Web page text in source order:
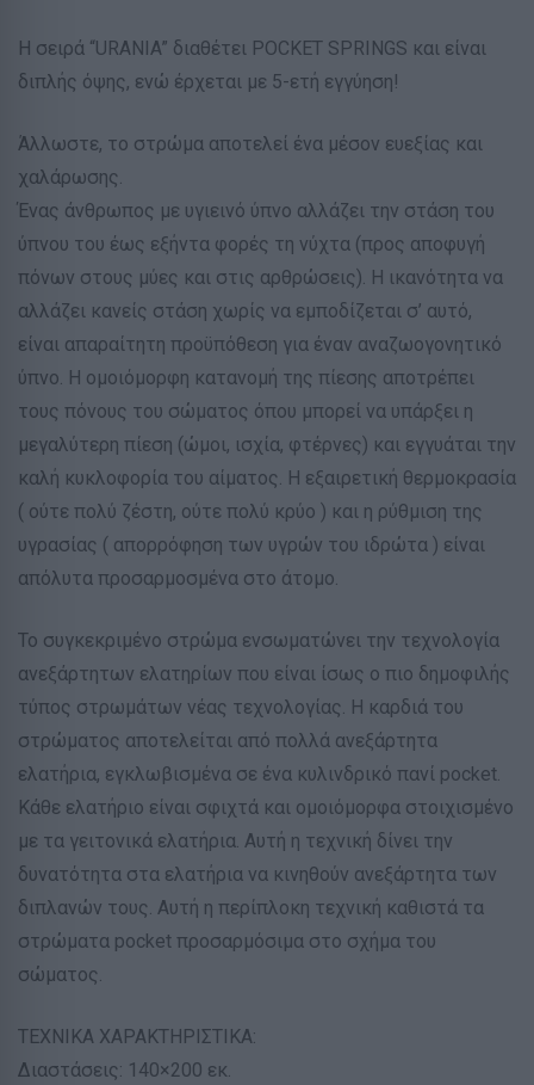
Η σειρά “URANIA” διαθέτει POCKET SPRINGS και είναι
διπλής όψης, ενώ έρχεται με 5-ετή εγγύηση!
Άλλωστε, το στρώμα αποτελεί ένα μέσον ευεξίας και
χαλάρωσης.
Ένας άνθρωπος με υγιεινό ύπνο αλλάζει την στάση του
ύπνου του έως εξήντα φορές τη νύχτα (προς αποφυγή
πόνων στους μύες και στις αρθρώσεις). Η ικανότητα να
αλλάζει κανείς στάση χωρίς να εμποδίζεται σ’ αυτό,
είναι απαραίτητη προϋπόθεση για έναν αναζωογονητικό
ύπνο. Η ομοιόμορφη κατανομή της πίεσης αποτρέπει
τους πόνους του σώματος όπου μπορεί να υπάρξει η
μεγαλύτερη πίεση (ώμοι, ισχία, φτέρνες) και εγγυάται την
καλή κυκλοφορία του αίματος. Η εξαιρετική θερμοκρασία
( ούτε πολύ ζέστη, ούτε πολύ κρύο ) και η ρύθμιση της
υγρασίας ( απορρόφηση των υγρών του ιδρώτα ) είναι
απόλυτα προσαρμοσμένα στο άτομο.
Το συγκεκριμένο στρώμα ενσωματώνει την τεχνολογία
ανεξάρτητων ελατηρίων που είναι ίσως ο πιο δημοφιλής
τύπος στρωμάτων νέας τεχνολογίας. Η καρδιά του
στρώματος αποτελείται από πολλά ανεξάρτητα
ελατήρια, εγκλωβισμένα σε ένα κυλινδρικό πανί pocket.
Κάθε ελατήριο είναι σφιχτά και ομοιόμορφα στοιχισμένο
με τα γειτονικά ελατήρια. Αυτή η τεχνική δίνει την
δυνατότητα στα ελατήρια να κινηθούν ανεξάρτητα των
διπλανών τους. Αυτή η περίπλοκη τεχνική καθιστά τα
στρώματα pocket προσαρμόσιμα στο σχήμα του
σώματος.
ΤΕΧΝΙΚΑ ΧΑΡΑΚΤΗΡΙΣΤΙΚΑ:
Διαστάσεις: 140×200 εκ.